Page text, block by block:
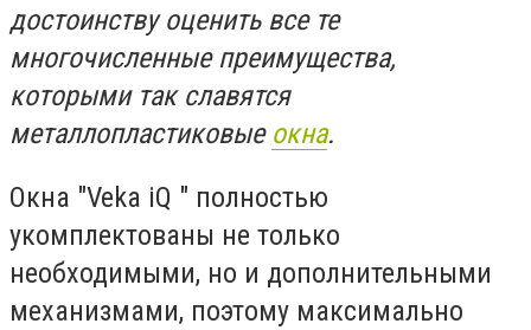
достоинству оценить все те
многочисленные преимущества,
которыми так славятся
металлопластиковые окна.
Окна "Veka iQ " полностью
укомплектованы не только
необходимыми, но и дополнительными
механизмами, поэтому максимально